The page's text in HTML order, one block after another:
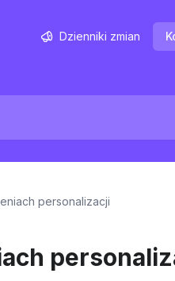
Dzienniki zmian
personalizacji